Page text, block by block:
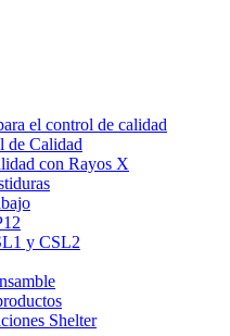
el control de calidad
de Calidad
con Rayos X
y CSL2
Shelter